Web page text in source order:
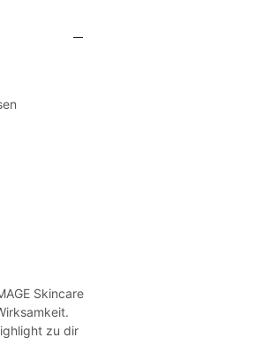
Skincare
zu dir